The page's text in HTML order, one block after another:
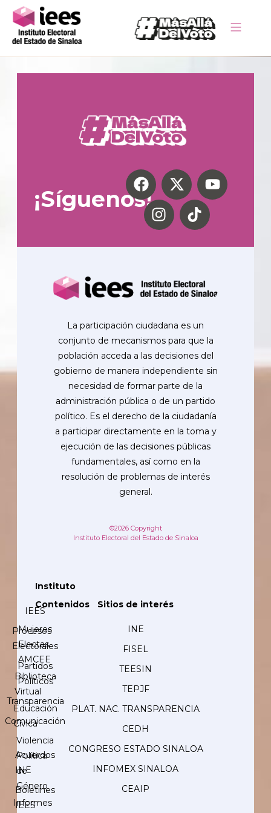
¡Síguenos!
La participación ciudadana es un
conjunto de mecanismos para que la
población acceda a las decisiones del
gobierno de manera independiente sin
necesidad de formar parte de la
administración pública o de un partido
político. Es el derecho de la ciudadanía
a participar directamente en la toma y
ejecución de las decisiones públicas
fundamentales, así como en la
resolución de problemas de interés
general.
©2026 Copyright
Instituto Electoral del Estado de Sinaloa
Instituto
IEES
Procesos
Electorales
Partidos
Políticos
Transparencia
Comunicación
Acuerdos
INE
Boletines
IEES
Contenidos
Mujeres
Electas
AMCEE
Biblioteca
Virtual
Educación
Cívica
Violencia
Política
de
Género
Informes
Sitios de interés
INE
FISEL
TEESIN
TEPJF
PLAT. NAC. TRANSPARENCIA
CEDH
CONGRESO ESTADO SINALOA
INFOMEX SINALOA
CEAIP